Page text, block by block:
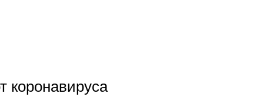
коронавируса